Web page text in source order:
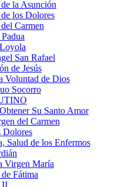
la Asunción
los Dolores
Carmen
San Rafael
de Jesús
Voluntad de Dios
Socorro
Su Santo Amor
del Carmen
Dolores
Salud de los Enfermos
Virgen María
Fátima